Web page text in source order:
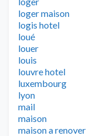
loger maison
logis hotel
loué
louer
louis
louvre hotel
luxembourg
lyon
mail
maison
maison a renover